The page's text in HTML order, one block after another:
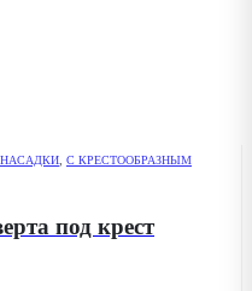
НАСАДКИ, С КРЕСТООБРАЗНЫМ
под крест